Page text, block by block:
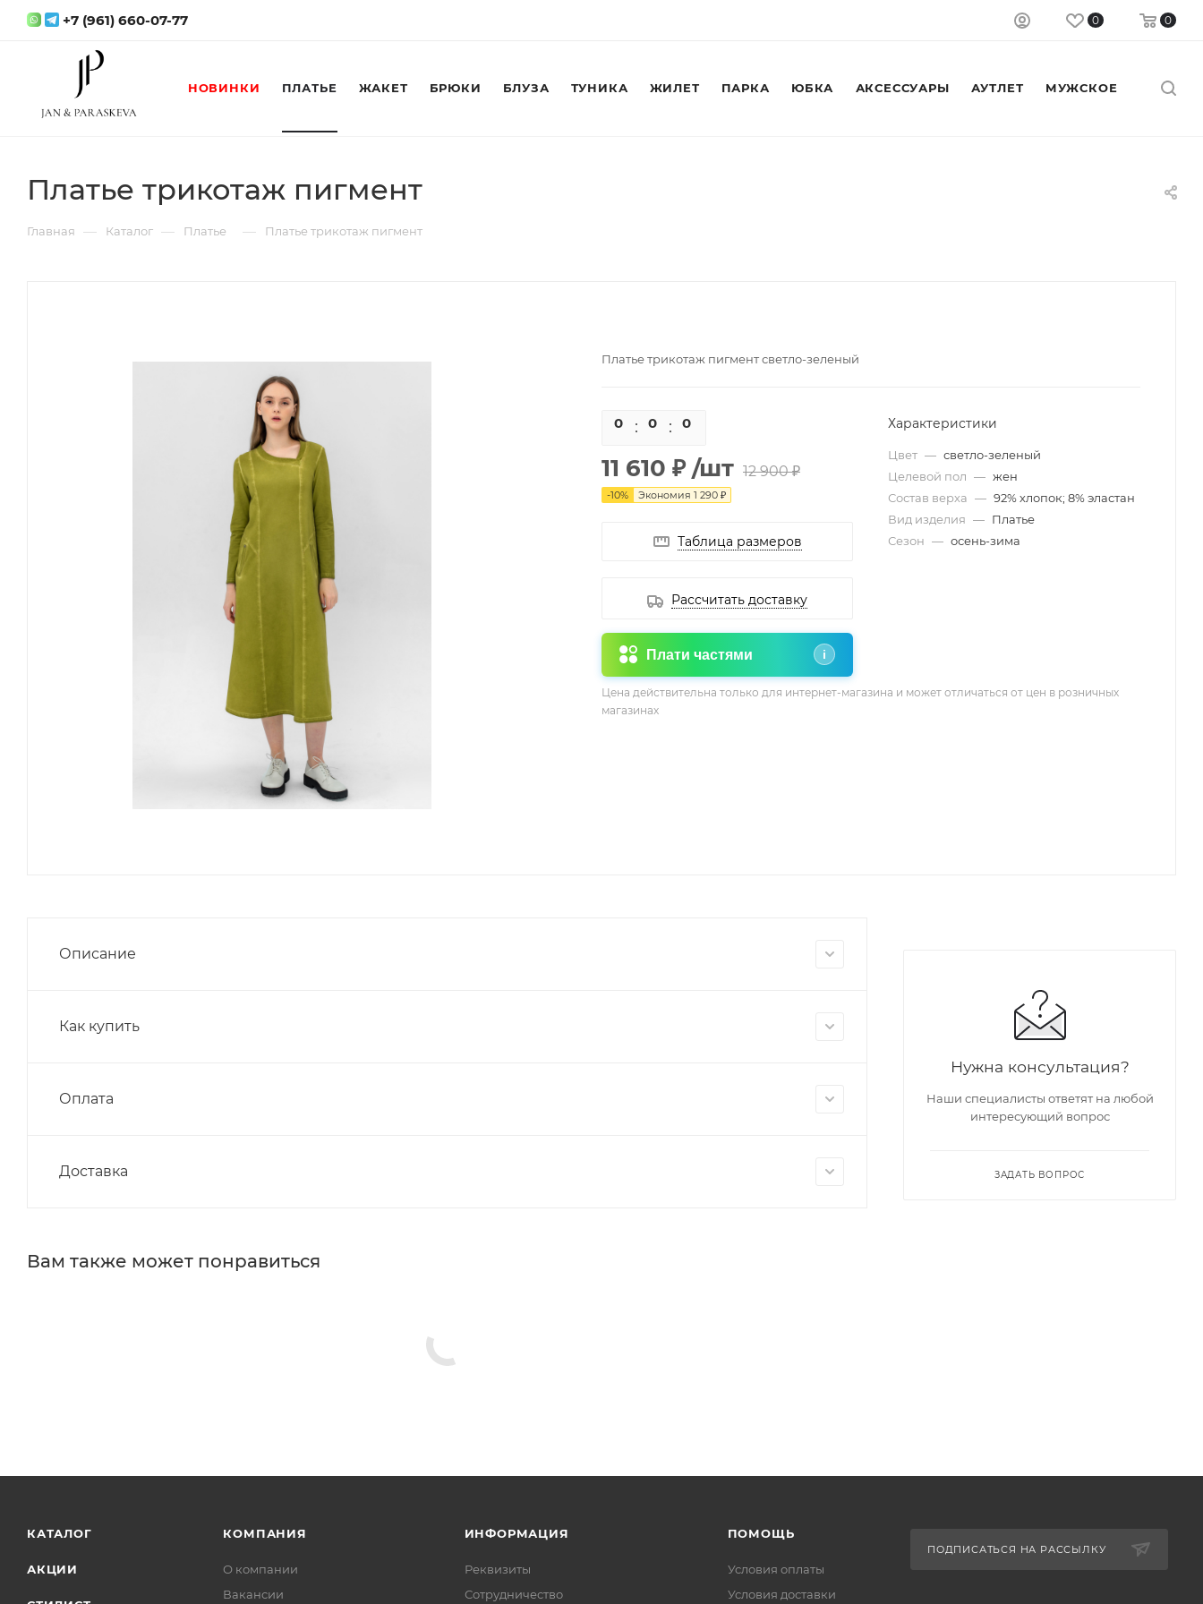
+7 (961) 660-07-77 0 0
НОВИНКИ ПЛАТЬЕ ЖАКЕТ БРЮКИ БЛУЗА ТУНИКА ЖИЛЕТ ПАРКА ЮБКА АКСЕССУАРЫ АУТЛЕТ МУЖСКОЕ
Платье трикотаж пигмент
Главная — Каталог — Платье — Платье трикотаж пигмент
Платье трикотаж пигмент светло-зеленый
0 0 0
11 610 ₽ /шт 12 900 ₽
-10% Экономия 1 290 ₽
Таблица размеров
Рассчитать доставку
Плати частями i
Характеристики
Цвет — светло-зеленый
Целевой пол — жен
Состав верха — 92% хлопок; 8% эластан
Вид изделия — Платье
Сезон — осень-зима
Цена действительна только для интернет-магазина и может отличаться от цен в розничных
магазинах
Описание
Как купить
Оплата
Доставка
Вам также может понравиться
Нужна консультация?
Наши специалисты ответят на любой
интересующий вопрос
ЗАДАТЬ ВОПРОС
КАТАЛОГ
АКЦИИ
КОМПАНИЯ
О компании
Вакансии
ИНФОРМАЦИЯ
Реквизиты
Сотрудничество
ПОМОЩЬ
Условия оплаты
Условия доставки
ПОДПИСАТЬСЯ НА РАССЫЛКУ